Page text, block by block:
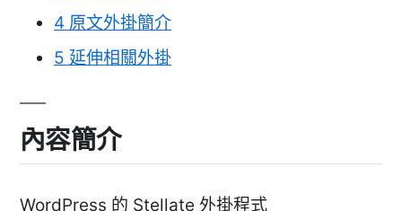
4 原文外掛簡介
5 延伸相關外掛
內容簡介
WordPress 的 Stellate 外掛程式